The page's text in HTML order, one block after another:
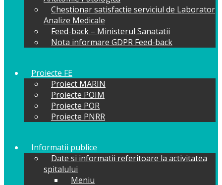
Chestionar satisfactie serviciul de Laborator
Analize Medicale
Feed-back – Ministerul Sanatatii
Nota informare GDPR Feed-back
Proiecte FE
Proiect MARIN
Proiecte POIM
Proiecte POR
Proiecte PNRR
Informatii publice
Date si informatii referitoare la activitatea
spitalului
Meniu